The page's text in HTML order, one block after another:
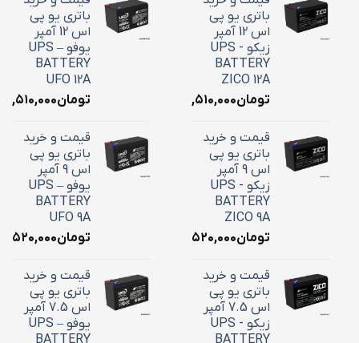
باتری یو پی
اس 12 آمپر
زیکو - UPS
BATTERY
ZICO 12A
تومان۴,۵۱۰,۰۰۰
قیمت و خرید
باتری یو پی
اس 9 آمپر
زیکو - UPS
BATTERY
ZICO 9A
تومان۳,۵۲۰,۰۰۰
قیمت و خرید
باتری یو پی
اس 7.5 آمپر
زیکو - UPS
BATTERY
باتری یو پی
اس 12 آمپر
یوفو – UPS
BATTERY
UFO 12A
تومان۴,۵۱۰,۰۰۰
قیمت و خرید
باتری یو پی
اس 9 آمپر
یوفو – UPS
BATTERY
UFO 9A
تومان۳,۵۲۰,۰۰۰
قیمت و خرید
باتری یو پی
اس 7.5 آمپر
یوفو – UPS
BATTERY